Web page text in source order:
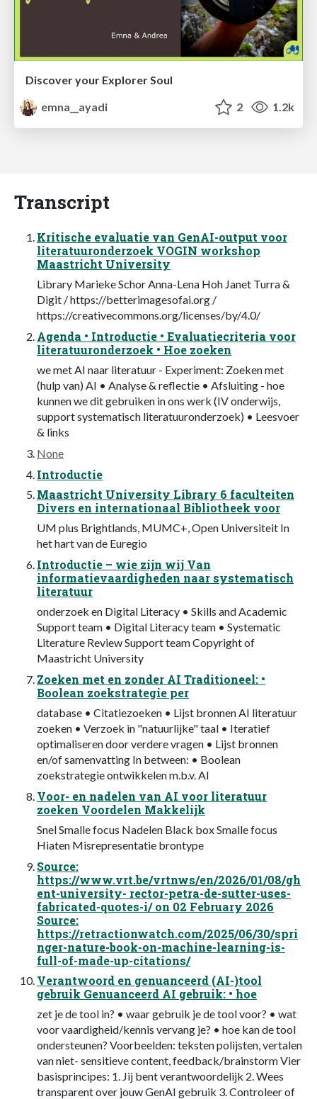
Discover your Explorer Soul
emna__ayadi
2 1.2k
Transcript
Kritische evaluatie van GenAI-output voor
literatuuronderzoek VOGIN workshop
Maastricht University
Library Marieke Schor Anna-Lena Hoh Janet Turra &
Digit / https://betterimagesofai.org /
https://creativecommons.org/licenses/by/4.0/
Agenda • Introductie • Evaluatiecriteria voor
literatuuronderzoek • Hoe zoeken
we met AI naar literatuur - Experiment: Zoeken met
(hulp van) AI • Analyse & reflectie • Afsluiting - hoe
kunnen we dit gebruiken in ons werk (IV onderwijs,
support systematisch literatuuronderzoek) • Leesvoer
& links
None
Introductie
Maastricht University Library 6 faculteiten
Divers en internationaal Bibliotheek voor
UM plus Brightlands, MUMC+, Open Universiteit In
het hart van de Euregio
Introductie – wie zijn wij Van
informatievaardigheden naar systematisch
literatuur
onderzoek en Digital Literacy • Skills and Academic
Support team • Digital Literacy team • Systematic
Literature Review Support team Copyright of
Maastricht University
Zoeken met en zonder AI Traditioneel: •
Boolean zoekstrategie per
database • Citatiezoeken • Lijst bronnen AI literatuur
zoeken • Verzoek in "natuurlijke" taal • Iteratief
optimaliseren door verdere vragen • Lijst bronnen
en/of samenvatting In between: • Boolean
zoekstrategie ontwikkelen m.b.v. AI
Voor- en nadelen van AI voor literatuur
zoeken Voordelen Makkelijk
Snel Smalle focus Nadelen Black box Smalle focus
Hiaten Misrepresentatie brontype
Source:
https://www.vrt.be/vrtnws/en/2026/01/08/gh
ent-university- rector-petra-de-sutter-uses-
fabricated-quotes-i/ on 02 February 2026
Source:
https://retractionwatch.com/2025/06/30/spri
nger-nature-book-on-machine-learning-is-
full-of-made-up-citations/
Verantwoord en genuanceerd (AI-)tool
gebruik Genuanceerd AI gebruik: • hoe
zet je de tool in? • waar gebruik je de tool voor? • wat
voor vaardigheid/kennis vervang je? • hoe kan de tool
ondersteunen? Voorbeelden: teksten polijsten, vertalen
van niet- sensitieve content, feedback/brainstorm Vier
basisprincipes: 1. Jij bent verantwoordelijk 2. Wees
transparent over jouw GenAI gebruik 3. Controleer of